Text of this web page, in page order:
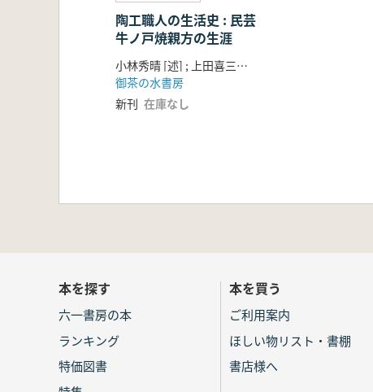
陶工職人の生活史 : 民芸
牛ノ戸焼親方の生涯
小林秀晴 [述] ; 上田喜三郎著
御茶の水書房
新刊 在庫なし
本を探す
六一書房の本
ランキング
特価図書
本を買う
ご利用案内
ほしい物リスト・書棚
書店様へ